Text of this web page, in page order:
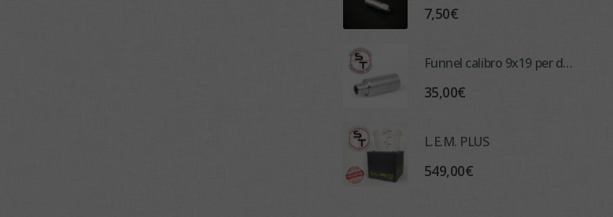
5,00€.
7,50€
Funnel calibro 9x19 per dosatore Lee
35,00€
L.E.M. PLUS
549,00€